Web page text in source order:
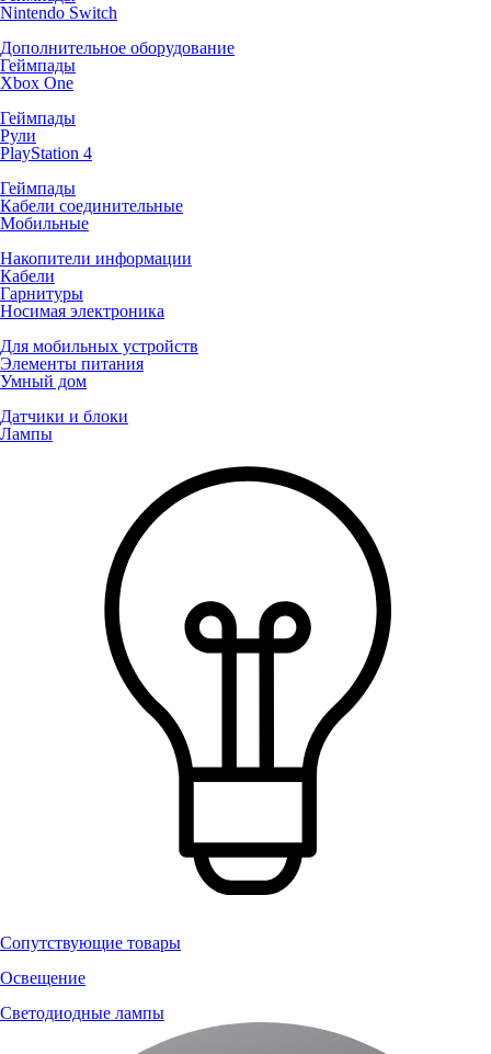
Nintendo Switch
Дополнительное оборудование
Геймпады
Xbox One
Геймпады
Рули
PlayStation 4
Геймпады
Кабели соединительные
Мобильные
Накопители информации
Кабели
Гарнитуры
Носимая электроника
Для мобильных устройств
Элементы питания
Умный дом
Датчики и блоки
Лампы
Сопутствующие товары
Освещение
Светодиодные лампы